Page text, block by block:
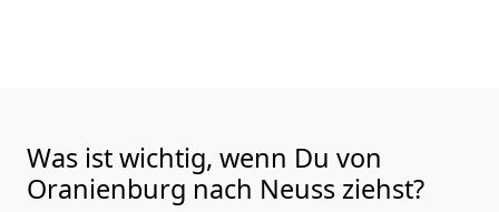
Was ist wichtig, wenn Du von
Oranienburg nach Neuss ziehst?